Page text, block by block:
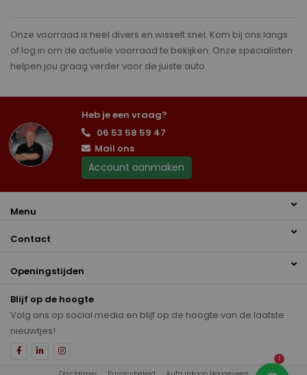
Onze voorraad is heel divers en wisselt snel. Kom bij ons langs
of log in om de actuele voorraad te bekijken. Onze specialisten
helpen jou graag verder voor de juiste auto.
Heb je een vraag?
06 53 58 59 47
Mail ons
Account aanmaken
Menu
Contact
Openingstijden
Blijf op de hoogte
Volg ons op social media en blijf op de hoogte van de laatste
nieuwtjes!
1